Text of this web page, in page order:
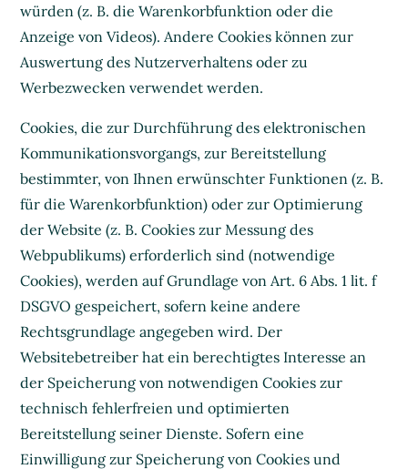
würden (z. B. die Warenkorbfunktion oder die
Anzeige von Videos). Andere Cookies können zur
Auswertung des Nutzerverhaltens oder zu
Werbezwecken verwendet werden.
Cookies, die zur Durchführung des elektronischen
Kommunikationsvorgangs, zur Bereitstellung
bestimmter, von Ihnen erwünschter Funktionen (z. B.
für die Warenkorbfunktion) oder zur Optimierung
der Website (z. B. Cookies zur Messung des
Webpublikums) erforderlich sind (notwendige
Cookies), werden auf Grundlage von Art. 6 Abs. 1 lit. f
DSGVO gespeichert, sofern keine andere
Rechtsgrundlage angegeben wird. Der
Websitebetreiber hat ein berechtigtes Interesse an
der Speicherung von notwendigen Cookies zur
technisch fehlerfreien und optimierten
Bereitstellung seiner Dienste. Sofern eine
Einwilligung zur Speicherung von Cookies und